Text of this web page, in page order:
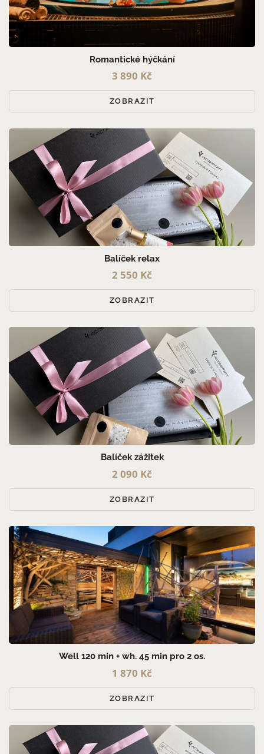
Romantické hýčkání
3 890 Kč
ZOBRAZIT
Balíček relax
2 550 Kč
ZOBRAZIT
Balíček zážitek
2 090 Kč
ZOBRAZIT
Well 120 min + wh. 45 min pro 2 os.
1 870 Kč
ZOBRAZIT